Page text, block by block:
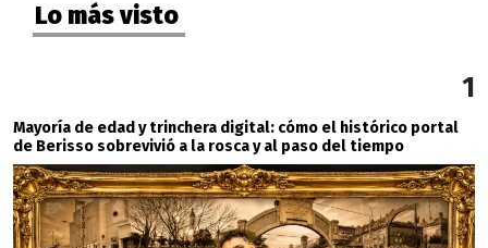
Lo más visto
1
Mayoría de edad y trinchera digital: cómo el histórico portal
de Berisso sobrevivió a la rosca y al paso del tiempo